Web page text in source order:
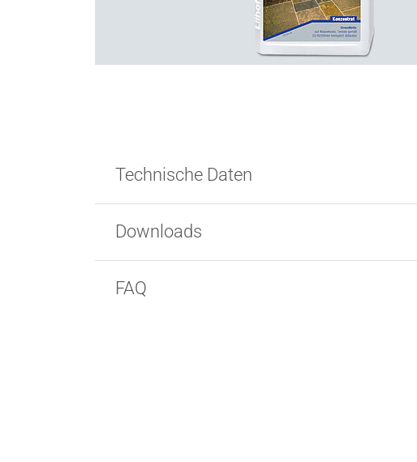
Technische Daten
Downloads
FAQ